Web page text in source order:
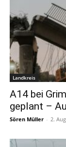
Landkreis
A14 bei
geplant –
Sören Müller - 2.